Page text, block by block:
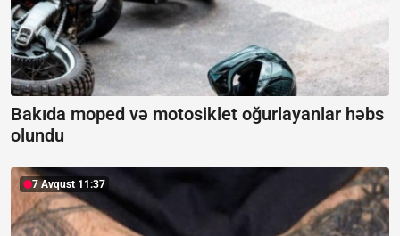
Bakıda moped və motosiklet oğurlayanlar həbs
olundu
7 Avqust 11:37